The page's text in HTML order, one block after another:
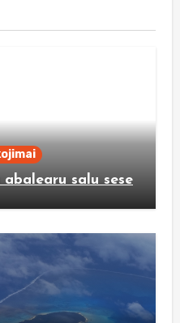
salu sese